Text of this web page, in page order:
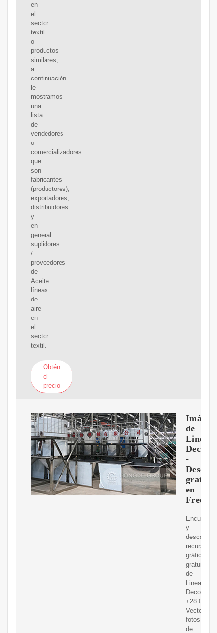
en
el
sector
textil
o
productos
similares,
a
continuación
le
mostramos
una
lista
de
vendedores
o
comercializadores
que
son
fabricantes
(productores),
exportadores,
distribuidores
y
en
general
suplidores
/
proveedores
de
Aceite
líneas
de
aire
en
el
sector
textil.
Obtén
el
precio
de
Lineas
-
en
Freepik
Encuentra
y
descarga
recursos
gráficos
gratuitos
de
Lineas
+28.000
Vectores,
fotos
de